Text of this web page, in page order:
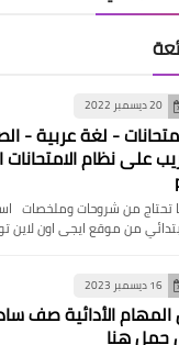
20 ديسمبر 2022
امتحانات - لغة عربية -
على نظام الامتحانات
من شروحات وملخصات
من موقع ايجى اون لاين
16 ديسمبر 2023
الأدائية صف
حمل هنا